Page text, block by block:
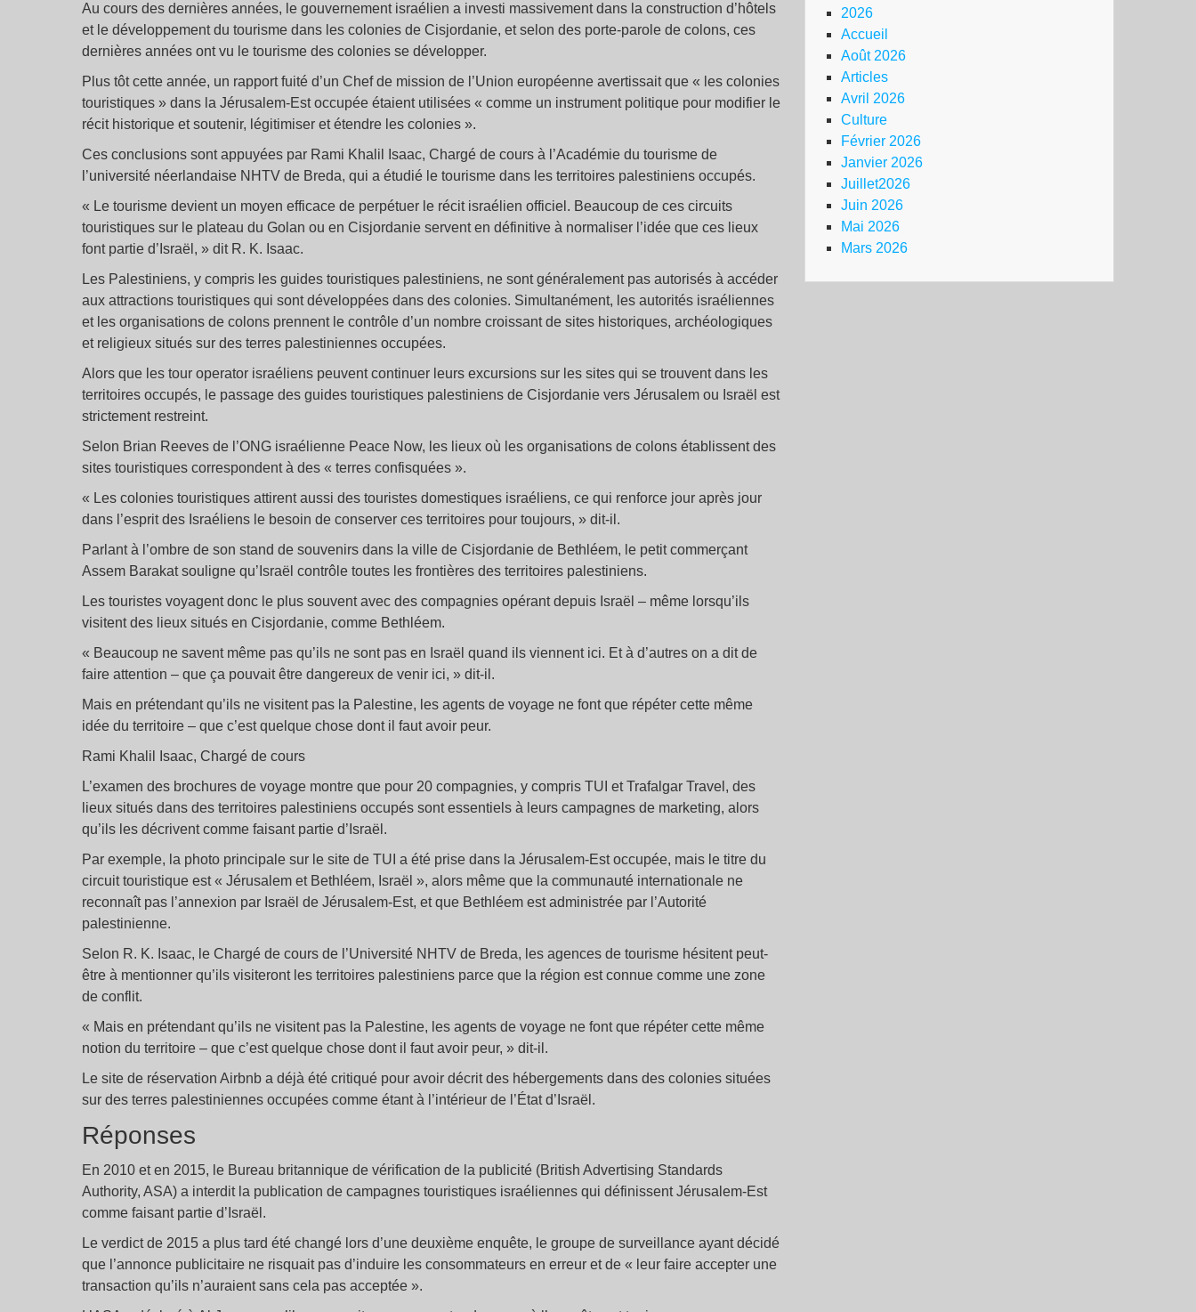
Au cours des dernières années, le gouvernement israélien a investi massivement dans la construction d’hôtels
et le développement du tourisme dans les colonies de Cisjordanie, et selon des porte-parole de colons, ces
dernières années ont vu le tourisme des colonies se développer.
Plus tôt cette année, un rapport fuité d’un Chef de mission de l’Union européenne avertissait que « les colonies
touristiques » dans la Jérusalem-Est occupée étaient utilisées « comme un instrument politique pour modifier le
récit historique et soutenir, légitimiser et étendre les colonies ».
Ces conclusions sont appuyées par Rami Khalil Isaac, Chargé de cours à l’Académie du tourisme de
l’université néerlandaise NHTV de Breda, qui a étudié le tourisme dans les territoires palestiniens occupés.
« Le tourisme devient un moyen efficace de perpétuer le récit israélien officiel. Beaucoup de ces circuits
touristiques sur le plateau du Golan ou en Cisjordanie servent en définitive à normaliser l’idée que ces lieux
font partie d’Israël, » dit R. K. Isaac.
Les Palestiniens, y compris les guides touristiques palestiniens, ne sont généralement pas autorisés à accéder
aux attractions touristiques qui sont développées dans des colonies. Simultanément, les autorités israéliennes
et les organisations de colons prennent le contrôle d’un nombre croissant de sites historiques, archéologiques
et religieux situés sur des terres palestiniennes occupées.
Alors que les tour operator israéliens peuvent continuer leurs excursions sur les sites qui se trouvent dans les
territoires occupés, le passage des guides touristiques palestiniens de Cisjordanie vers Jérusalem ou Israël est
strictement restreint.
Selon Brian Reeves de l’ONG israélienne Peace Now, les lieux où les organisations de colons établissent des
sites touristiques correspondent à des « terres confisquées ».
« Les colonies touristiques attirent aussi des touristes domestiques israéliens, ce qui renforce jour après jour
dans l’esprit des Israéliens le besoin de conserver ces territoires pour toujours, » dit-il.
Parlant à l’ombre de son stand de souvenirs dans la ville de Cisjordanie de Bethléem, le petit commerçant
Assem Barakat souligne qu’Israël contrôle toutes les frontières des territoires palestiniens.
Les touristes voyagent donc le plus souvent avec des compagnies opérant depuis Israël – même lorsqu’ils
visitent des lieux situés en Cisjordanie, comme Bethléem.
« Beaucoup ne savent même pas qu’ils ne sont pas en Israël quand ils viennent ici. Et à d’autres on a dit de
faire attention – que ça pouvait être dangereux de venir ici, » dit-il.
Mais en prétendant qu’ils ne visitent pas la Palestine, les agents de voyage ne font que répéter cette même
idée du territoire – que c’est quelque chose dont il faut avoir peur.
Rami Khalil Isaac, Chargé de cours
L’examen des brochures de voyage montre que pour 20 compagnies, y compris TUI et Trafalgar Travel, des
lieux situés dans des territoires palestiniens occupés sont essentiels à leurs campagnes de marketing, alors
qu’ils les décrivent comme faisant partie d’Israël.
Par exemple, la photo principale sur le site de TUI a été prise dans la Jérusalem-Est occupée, mais le titre du
circuit touristique est « Jérusalem et Bethléem, Israël », alors même que la communauté internationale ne
reconnaît pas l’annexion par Israël de Jérusalem-Est, et que Bethléem est administrée par l’Autorité
palestinienne.
Selon R. K. Isaac, le Chargé de cours de l’Université NHTV de Breda, les agences de tourisme hésitent peut-
être à mentionner qu’ils visiteront les territoires palestiniens parce que la région est connue comme une zone
de conflit.
« Mais en prétendant qu’ils ne visitent pas la Palestine, les agents de voyage ne font que répéter cette même
notion du territoire – que c’est quelque chose dont il faut avoir peur, » dit-il.
Le site de réservation Airbnb a déjà été critiqué pour avoir décrit des hébergements dans des colonies situées
sur des terres palestiniennes occupées comme étant à l’intérieur de l’État d’Israël.
Réponses
En 2010 et en 2015, le Bureau britannique de vérification de la publicité (British Advertising Standards
Authority, ASA) a interdit la publication de campagnes touristiques israéliennes qui définissent Jérusalem-Est
comme faisant partie d’Israël.
Le verdict de 2015 a plus tard été changé lors d’une deuxième enquête, le groupe de surveillance ayant décidé
que l’annonce publicitaire ne risquait pas d’induire les consommateurs en erreur et de « leur faire accepter une
transaction qu’ils n’auraient sans cela pas acceptée ».
2026
Accueil
Août 2026
Articles
Avril 2026
Culture
Février 2026
Janvier 2026
Juillet2026
Juin 2026
Mai 2026
Mars 2026